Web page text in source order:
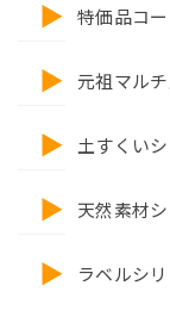
特価品コ
元祖マル
土すくい
天然素材
ラベルシ